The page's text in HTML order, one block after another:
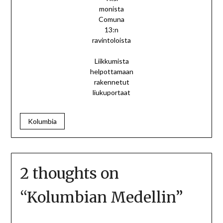
monista
Comuna
13:n
ravintoloista
Liikkumista
helpottamaan
rakennetut
liukuportaat
Kolumbia
2 thoughts on
“Kolumbian Medellin”